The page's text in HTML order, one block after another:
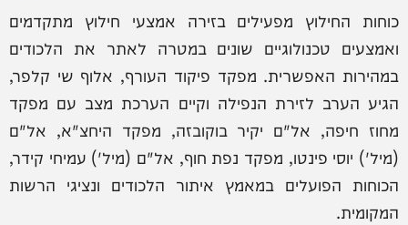
כוחות החילוץ מפעילים בזירה אמצעי חילוץ מתקדמים
ואמצעים טכנולוגיים שונים במטרה לאתר את הלכודים
במהירות האפשרית. מפקד פיקוד העורף, אלוף שי קלפר,
הגיע הערב לזירת הנפילה וקיים הערכת מצב עם מפקד
מחוז חיפה, אל"ם יקיר בוקובזה, מפקד היחצ"א, אל"ם
(מיל') יוסי פינטו, מפקד נפת חוף, אל"ם (מיל') עמיחי קידר,
הכוחות הפועלים במאמץ איתור הלכודים ונציגי הרשות
המקומית.